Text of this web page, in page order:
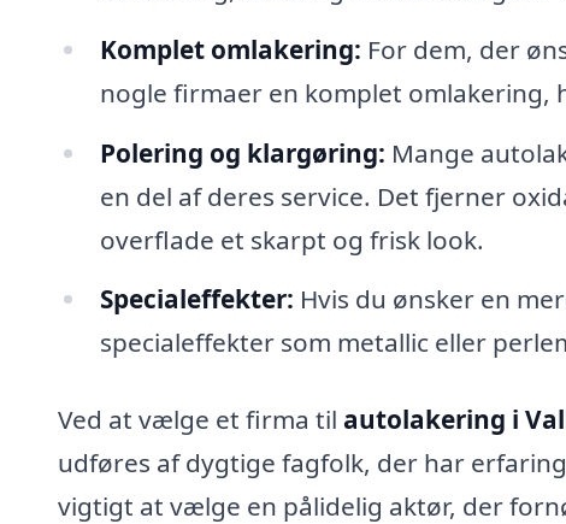
Komplet omlakering: For dem, der
nogle firmaer en komplet omlakering,
Polering og klargøring: Mange
en del af deres service. Det fjerner
overflade et skarpt og frisk look.
Specialeffekter: Hvis du ønsker en
specialeffekter som metallic eller
Ved at vælge et firma til autolakering i
udføres af dygtige fagfolk, der har
vigtigt at vælge en pålidelig aktør, der